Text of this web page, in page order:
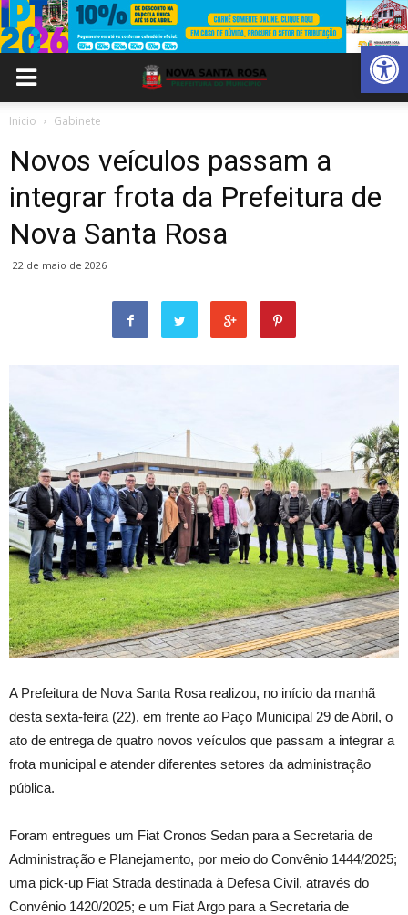
Abrir
Inicio Gabinete
Novos veículos passam a
integrar frota da Prefeitura de
Nova Santa Rosa
22 de maio de 2026
A Prefeitura de Nova Santa Rosa realizou, no início da manhã
desta sexta-feira (22), em frente ao Paço Municipal 29 de Abril, o
ato de entrega de quatro novos veículos que passam a integrar a
frota municipal e atender diferentes setores da administração
pública.
Foram entregues um Fiat Cronos Sedan para a Secretaria de
Administração e Planejamento, por meio do Convênio 1444/2025;
uma pick-up Fiat Strada destinada à Defesa Civil, através do
Convênio 1420/2025; e um Fiat Argo para a Secretaria de